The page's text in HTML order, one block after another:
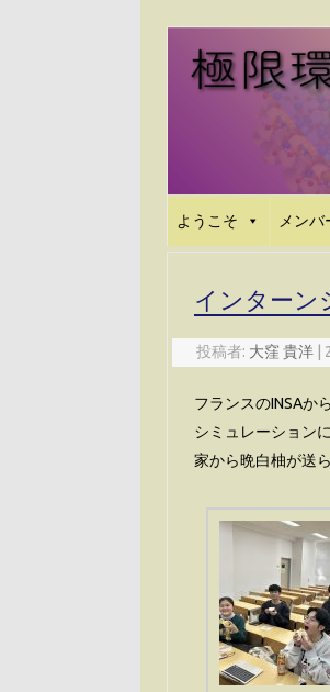
コ
ようこそ メンバ
インターン
投稿者: 大窪 貴洋
フランスのINSAか
シミュレーション
家から晩白柚が送